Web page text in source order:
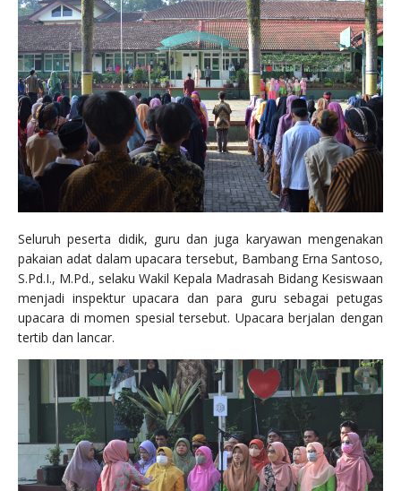
Seluruh peserta didik, guru dan juga karyawan mengenakan
pakaian adat dalam upacara tersebut, Bambang Erna Santoso,
S.Pd.I., M.Pd., selaku Wakil Kepala Madrasah Bidang Kesiswaan
menjadi inspektur upacara dan para guru sebagai petugas
upacara di momen spesial tersebut. Upacara berjalan dengan
tertib dan lancar.